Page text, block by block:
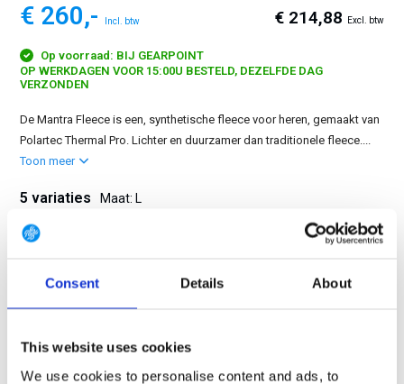
Consent Details About
This website uses cookies
We use cookies to personalise content and ads, to
€ 260,- Incl. btw € 214,88 Excl. btw
Op voorraad: BIJ GEARPOINT
OP WERKDAGEN VOOR 15:00U BESTELD, DEZELFDE DAG
VERZONDEN
De Mantra Fleece is een, synthetische fleece voor heren, gemaakt van
Polartec Thermal Pro. Lichter en duurzamer dan traditionele fleece....
Toon meer
5 variaties Maat: L
14 DAGEN RETOURTERMIJN
350m2 FYSIEKE WINKEL